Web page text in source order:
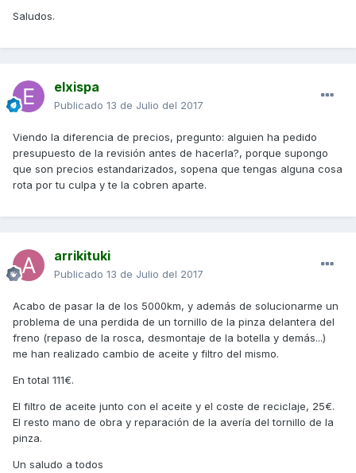
Saludos.
elxispa
Publicado 13 de Julio del 2017
Viendo la diferencia de precios, pregunto: alguien ha pedido
presupuesto de la revisión antes de hacerla?, porque supongo
que son precios estandarizados, sopena que tengas alguna cosa
rota por tu culpa y te la cobren aparte.
arrikituki
Publicado 13 de Julio del 2017
Acabo de pasar la de los 5000km, y además de solucionarme un
problema de una perdida de un tornillo de la pinza delantera del
freno (repaso de la rosca, desmontaje de la botella y demás...)
me han realizado cambio de aceite y filtro del mismo.
En total 111€.
El filtro de aceite junto con el aceite y el coste de reciclaje, 25€.
El resto mano de obra y reparación de la avería del tornillo de la
pinza.
Un saludo a todos